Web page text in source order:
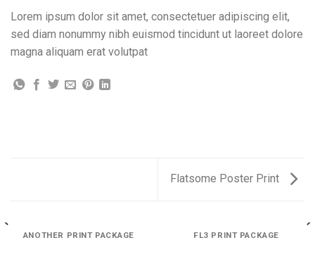
Lorem ipsum dolor sit amet, consectetuer adipiscing elit,
sed diam nonummy nibh euismod tincidunt ut laoreet dolore
magna aliquam erat volutpat
Flatsome Poster Print
ANOTHER PRINT PACKAGE FL3 PRINT PACKAGE